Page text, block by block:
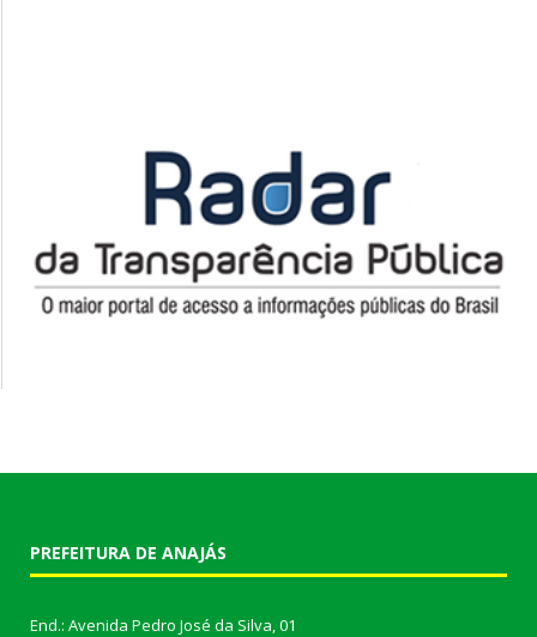
PREFEITURA DE ANAJÁS
End.: Avenida Pedro José da Silva, 01